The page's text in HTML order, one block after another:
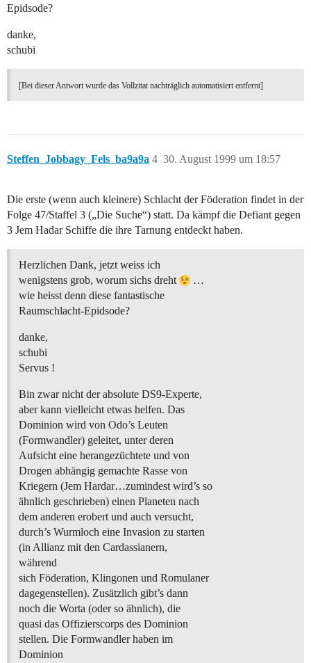
Epidsode?
danke,
schubi
[Bei dieser Antwort wurde das Vollzitat nachträglich automatisiert entfernt]
Steffen_Jobbagy_Fels_ba9a9a 30. August 1999 um 18:57
4
Die erste (wenn auch kleinere) Schlacht der Föderation findet in der
Folge 47/Staffel 3 („Die Suche“) statt. Da kämpf die Defiant gegen
3 Jem Hadar Schiffe die ihre Tarnung entdeckt haben.
Herzlichen Dank, jetzt weiss ich
wenigstens grob, worum sichs dreht
…
wie heisst denn diese fantastische
Raumschlacht-Epidsode?
danke,
schubi
Servus !
Bin zwar nicht der absolute DS9-Experte,
aber kann vielleicht etwas helfen. Das
Dominion wird von Odo’s Leuten
(Formwandler) geleitet, unter deren
Aufsicht eine herangezüchtete und von
Drogen abhängig gemachte Rasse von
Kriegern (Jem Hardar…zumindest wird’s so
ähnlich geschrieben) einen Planeten nach
dem anderen erobert und auch versucht,
durch’s Wurmloch eine Invasion zu starten
(in Allianz mit den Cardassianern,
während
sich Föderation, Klingonen und Romulaner
dagegenstellen). Zusätzlich gibt’s dann
noch die Worta (oder so ähnlich), die
quasi das Offizierscorps des Dominion
stellen. Die Formwandler haben im
Dominion